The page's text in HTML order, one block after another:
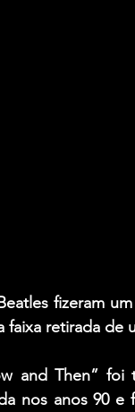
fizeram
faixa retirada de
and Then” foi
nos anos 90 e